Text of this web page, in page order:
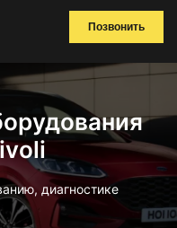
Позвонить
диагностике